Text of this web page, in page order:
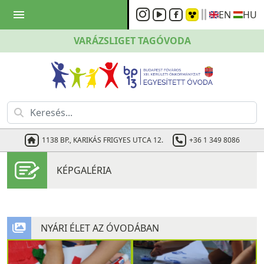
menu
VARÁZSLIGETTAGÓVODA
1138 BP., KARIKÁS FRIGYES UTCA 12. +36 1 349 8086
EN HU
KÉPGALÉRIA
NYÁRI ÉLET AZ ÓVODÁBAN